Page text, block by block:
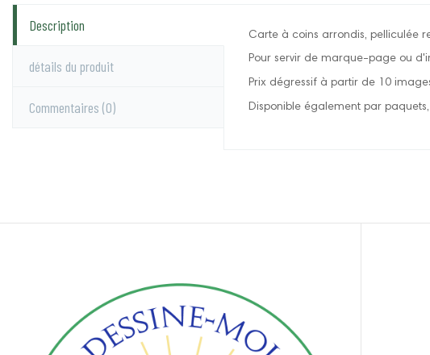
Description
détails du produit
Commentaires (0)
Carte à coins arrondis, pelliculée
Pour servir de marque-page ou
Prix dégressif à partir de 10
Disponible également par